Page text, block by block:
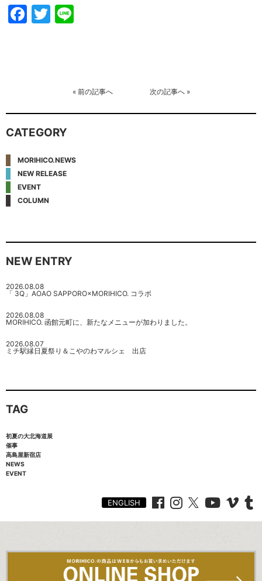
Facebook
Twitter
« 前の記事へ 次の記事へ»
CATEGORY
MORIHICO.NEWS
NEW RELEASE
EVENT
COLUMN
NEW ENTRY
2026.08.08
「 3Q」AOAO SAPPORO×MORIHICO. コラボ
2026.08.08
MORIHICO. 函館元町に、新たなメニューが加わりました。
2026.08.07
ミチ駅縁日夏祭り＆こやのわマルシェ 出店
TAG
初夏の大北海道展
催事
高島屋新宿店
NEWS
EVENT
ENGLISH